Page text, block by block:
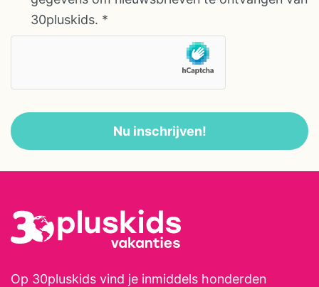
dieren, kijken bij de stallen of
simpelweg spelen in de
buitenruimte. Er is ruimte om
hutten te bouwen, te rennen of
stille plekjes te zoeken voor een
middag picknick. Het
dichtstbijzijnde dorp met bakker
en winkels ligt op ongeveer 10
minuten rijden. De stad Rodez,
musea en gezelligheid, bereik je
in circa 35 minuten. De omgeving
glooiend, ideaal voor ontspannen
30pluskids. *
Nu inschrijven!
Op 30pluskids vind je inmiddels honderden